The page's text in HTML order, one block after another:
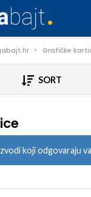
Grafičke
SORT
koji odgovaraju